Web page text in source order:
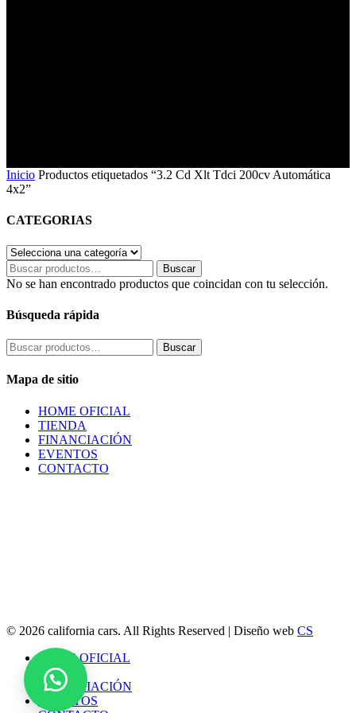
Inicio Productos etiquetados “3.2 Cd Xlt Tdci 200cv Automática
4x2”
CATEGORIAS
Buscar
por:
Buscar
No se han encontrado productos que coincidan con tu selección.
Búsqueda rápida
Buscar
por:
Buscar
Mapa de sitio
HOME OFICIAL
TIENDA
FINANCIACIÓN
EVENTOS
CONTACTO
© 2026 california cars. All Rights Reserved | Diseño web CS
Close
Menu
HOME OFICIAL
TIENDA
FINANCIACIÓN
EVENTOS